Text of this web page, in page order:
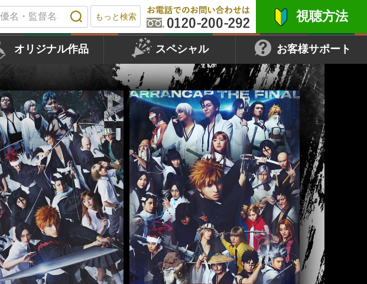
もっと検索 視聴方法
オリジナル作品 スペシャル お客様サポート